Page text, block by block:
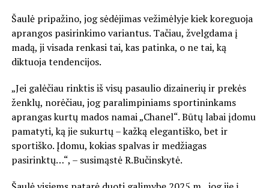
Šaulė pripažino, jog sėdėjimas vežimėlyje kiek koreguoja
aprangos pasirinkimo variantus. Tačiau, žvelgdama į
madą, ji visada renkasi tai, kas patinka, o ne tai, ką
diktuoja tendencijos.
„Jei galėčiau rinktis iš visų pasaulio dizainerių ir prekės
ženklų, norėčiau, jog paralimpiniams sportininkams
aprangas kurtų mados namai „Chanel“. Būtų labai įdomu
pamatyti, ką jie sukurtų – kažką elegantiško, bet ir
sportiško. Įdomu, kokias spalvas ir medžiagas
pasirinktų…“, – susimąstė R.Bučinskytė.